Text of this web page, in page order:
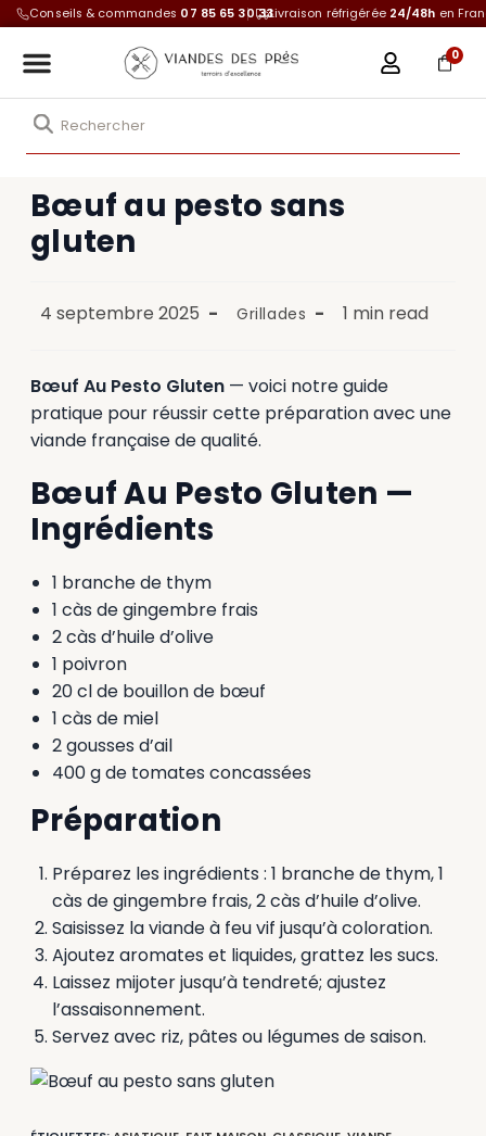
Conseils & commandes 07 85 65 30 33Livraison réfrigérée 24/48h en
0
Bœuf au pesto sans
gluten
4 septembre 2025 Grillades 1 min read
Bœuf Au Pesto Gluten — voici notre guide
pratique pour réussir cette préparation avec une
viande française de qualité.
Bœuf Au Pesto Gluten —
Ingrédients
1 branche de thym
1 càs de gingembre frais
2 càs d’huile d’olive
1 poivron
20 cl de bouillon de bœuf
1 càs de miel
2 gousses d’ail
400 g de tomates concassées
Préparation
Préparez les ingrédients : 1 branche de thym, 1
càs de gingembre frais, 2 càs d’huile d’olive.
Saisissez la viande à feu vif jusqu’à coloration.
Ajoutez aromates et liquides, grattez les sucs.
Laissez mijoter jusqu’à tendreté; ajustez
l’assaisonnement.
Servez avec riz, pâtes ou légumes de saison.